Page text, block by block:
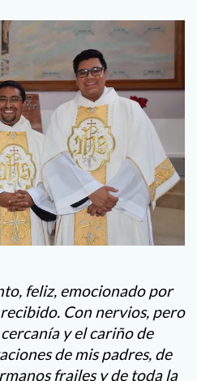
feliz, emocionado por
Con nervios, pero
y el cariño de
de mis padres, de
frailes y de toda la